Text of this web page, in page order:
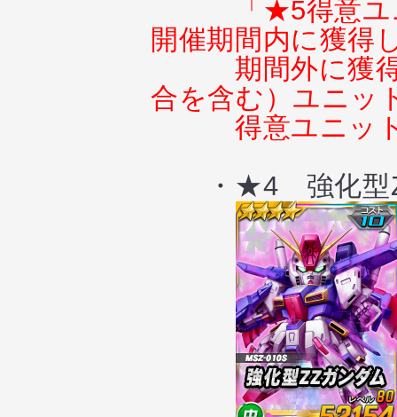
「★5得意
開催期間内に獲得
期間外に獲
合を含む）ユニッ
得意ユニッ
・★4 強化型